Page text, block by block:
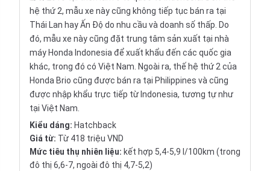
hệ thứ 2, mẫu xe này cũng không tiếp tục bán ra tại
Thái Lan hay Ấn Độ do nhu cầu và doanh số thấp. Do
đó, mẫu xe này cũng đặt trung tâm sản xuất tại nhà
máy Honda Indonesia để xuất khẩu đến các quốc gia
khác, trong đó có Việt Nam. Ngoài ra, thế hệ thứ 2 của
Honda Brio cũng được bán ra tại Philippines và cũng
được nhập khẩu trực tiếp từ Indonesia, tương tự như
tại Việt Nam.
Kiểu dáng: Hatchback
Giá từ: Từ 418 triệu VND
Mức tiêu thụ nhiên liệu: kết hợp 5,4-5,9 l/100km (trong
đô thị 6,6-7, ngoài đô thị 4,7-5,2)